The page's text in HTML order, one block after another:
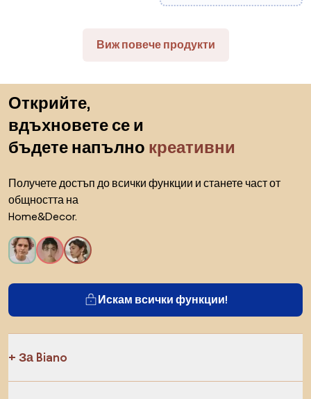
Виж повече продукти
Открийте,
вдъхновете се и
бъдете напълно креативни
Получете достъп до всички функции и станете част от
общността на
Home&Decor.
Искам всички функции!
За Biano